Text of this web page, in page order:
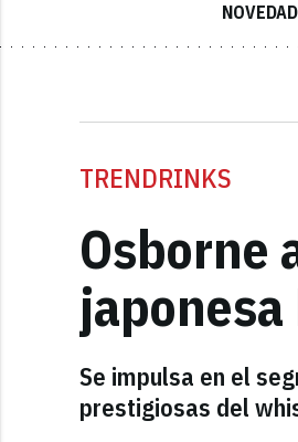
TRENDRINKS
Osborne
Se impulsa en el
prestigiosas del